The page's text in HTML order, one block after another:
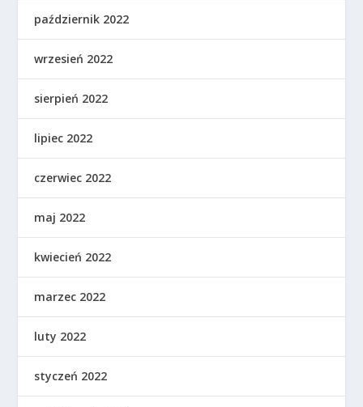
październik 2022
wrzesień 2022
sierpień 2022
lipiec 2022
czerwiec 2022
maj 2022
kwiecień 2022
marzec 2022
luty 2022
styczeń 2022